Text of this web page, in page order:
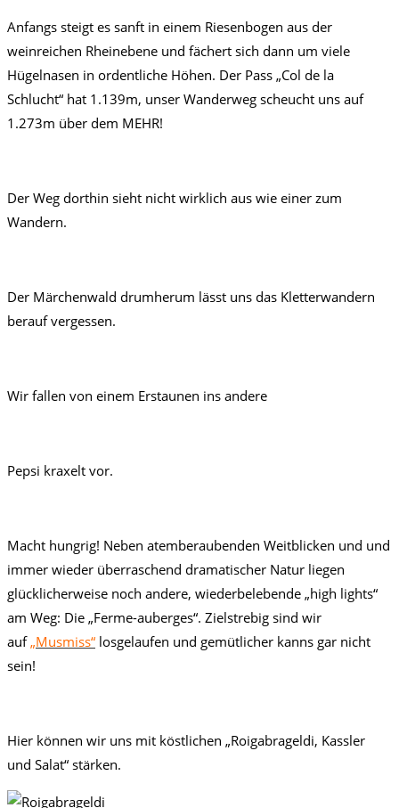
Anfangs steigt es sanft in einem Riesenbogen aus der
weinreichen Rheinebene und fächert sich dann um viele
Hügelnasen in ordentliche Höhen. Der Pass „Col de la
Schlucht“ hat 1.139m, unser Wanderweg scheucht uns auf
1.273m über dem MEHR!
Der Weg dorthin sieht nicht wirklich aus wie einer zum
Wandern.
Der Märchenwald drumherum lässt uns das Kletterwandern
berauf vergessen.
Wir fallen von einem Erstaunen ins andere
Pepsi kraxelt vor.
Macht hungrig! Neben atemberaubenden Weitblicken und und
immer wieder überraschend dramatischer Natur liegen
glücklicherweise noch andere, wiederbelebende „high lights“
am Weg: Die „Ferme-auberges“. Zielstrebig sind wir
auf„Musmiss“ losgelaufen und gemütlicher kanns gar nicht
sein!
Hier können wir uns mit köstlichen „Roigabrageldi, Kassler
und Salat“ stärken.